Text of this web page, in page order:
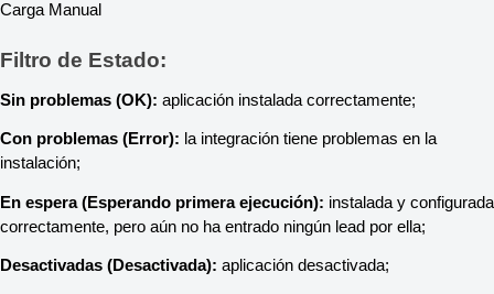
Carga Manual
Filtro de Estado:
Sin problemas (OK): aplicación instalada correctamente;
Con problemas (Error): la integración tiene problemas en la
instalación;
En espera (Esperando primera ejecución): instalada y configurada
correctamente, pero aún no ha entrado ningún lead por ella;
Desactivadas (Desactivada): aplicación desactivada;